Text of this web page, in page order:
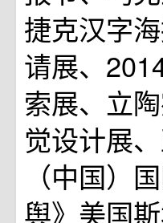
捷克汉字
请展、
索展、立
觉设计展
（中国）
舆》美国